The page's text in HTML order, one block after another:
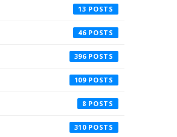
13
46
396
109
8
310